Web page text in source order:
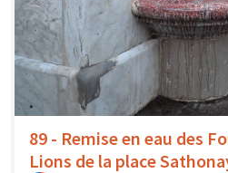
89 - Remise en eau des
Lions de la place